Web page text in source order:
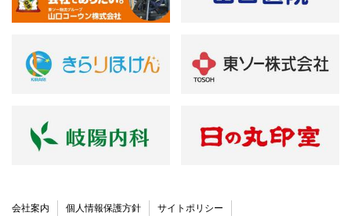
会社案内 個人情報保護方針 サイトポリシー